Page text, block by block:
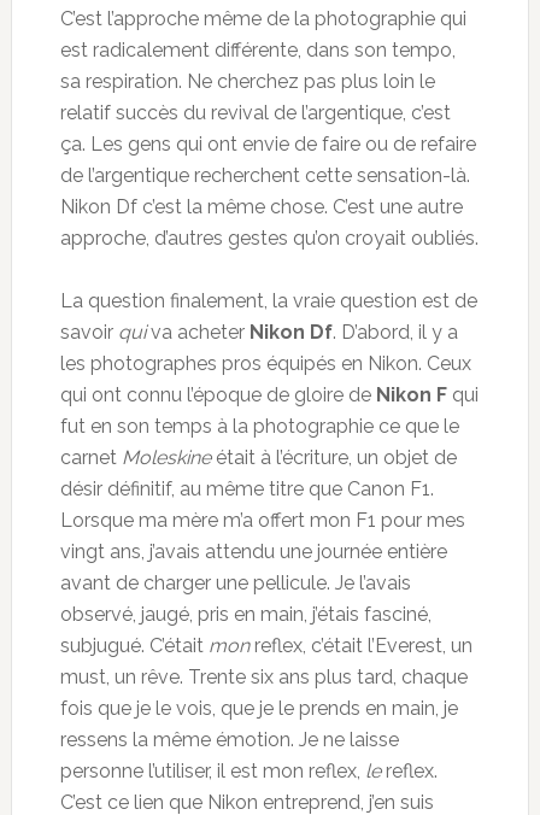
C’est l’approche même de la photographie qui
est radicalement différente, dans son tempo,
sa respiration. Ne cherchez pas plus loin le
relatif succès du revival de l’argentique, c’est
ça. Les gens qui ont envie de faire ou de refaire
de l’argentique recherchent cette sensation-là.
Nikon Df c’est la même chose. C’est une autre
approche, d’autres gestes qu’on croyait oubliés.
La question finalement, la vraie question est de
savoir quiva acheter Nikon Df. D’abord, il y a
les photographes pros équipés en Nikon. Ceux
qui ont connu l’époque de gloire de Nikon Fqui
fut en son temps à la photographie ce que le
carnet Moleskineétait à l’écriture, un objet de
désir définitif, au même titre que Canon F1.
Lorsque ma mère m’a offert mon F1 pour mes
vingt ans, j’avais attendu une journée entière
avant de charger une pellicule. Je l’avais
observé, jaugé, pris en main, j’étais fasciné,
subjugué. C’était monreflex, c’était l’Everest, un
must, un rêve. Trente six ans plus tard, chaque
fois que je le vois, que je le prends en main, je
ressens la même émotion. Je ne laisse
personne l’utiliser, il est mon reflex, lereflex.
C’est ce lien que Nikon entreprend, j’en suis